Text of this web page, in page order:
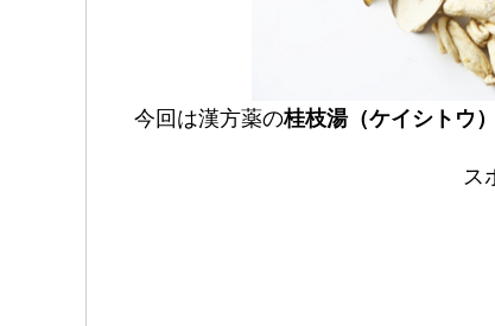
今回は漢方薬の桂枝湯（ケイシトウ）
ス